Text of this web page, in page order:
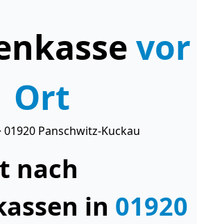
vor
Ort
01920 Panschwitz-Kuckau
nach
in 01920